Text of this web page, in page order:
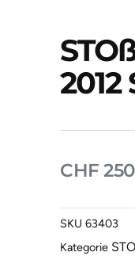
2012
CHF
SKU63403
Kategorie